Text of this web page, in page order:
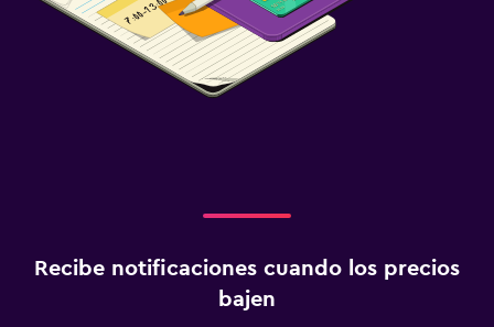
Recibe notificaciones cuando los precios
bajen